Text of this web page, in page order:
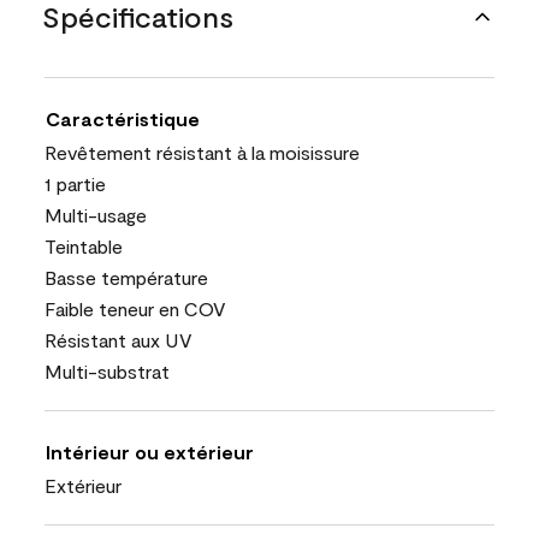
Spécifications
Caractéristique
Revêtement résistant à la moisissure
1 partie
Multi-usage
Teintable
Basse température
Faible teneur en COV
Résistant aux UV
Multi-substrat
Intérieur ou extérieur
Extérieur